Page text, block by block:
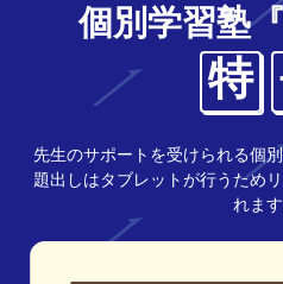
個別学習塾
特
先生のサポートを受けられる個
題出しはタブレットが行うため
れます